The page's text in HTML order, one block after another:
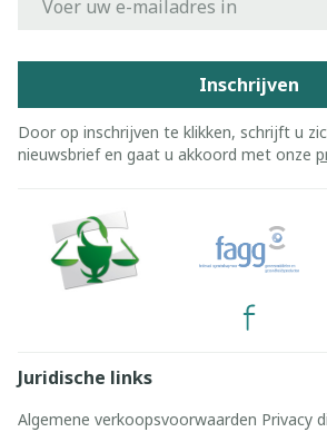
Inschrijven
Door op inschrijven te klikken, schrijft u
nieuwsbrief en gaat u akkoord met onze
Juridische links
Algemene verkoopsvoorwaarden Privacy